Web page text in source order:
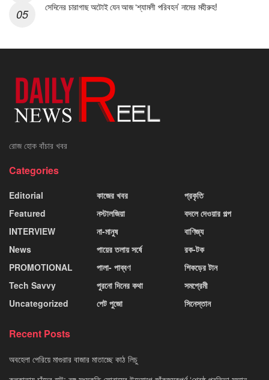
সেদিনের চারাগাছ অটোই যেন আজ ‘শ্যামলী পরিবহন’ নামের মহীরুহ!
রোজ হোক বাঁচার খবর
Categories
Editorial
Featured
INTERVIEW
News
PROMOTIONAL
Tech Savvy
Uncategorized
কাজের খবর
নস্টালজিয়া
না-মানুষ
পায়ের তলায় সর্ষে
পালা- পাব্বণ
পুরনো দিনের কথা
পেট পুজো
প্রকৃতি
বদলে দেওয়ার গল্প
বাণিজ্য
রক-টক
শিকড়ের টান
সমপ্রেমী
সিনেস্তান
Recent Posts
অবহেলা পেরিয়ে মাগুরার বাজার মাতাচ্ছে কাঠ লিচু